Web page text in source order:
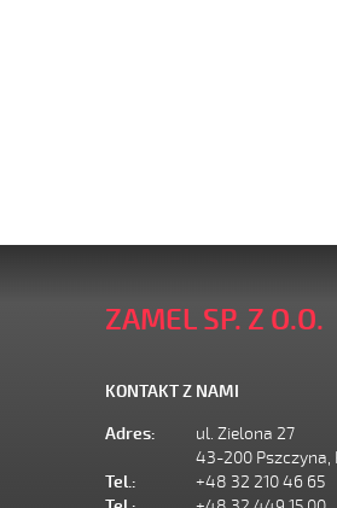
ZAMEL SP. Z O.O.
KONTAKT Z NAMI
Adres:
ul. Zielona 27
43-200 Pszczyna,
Tel.:
+48 32 210 46 65